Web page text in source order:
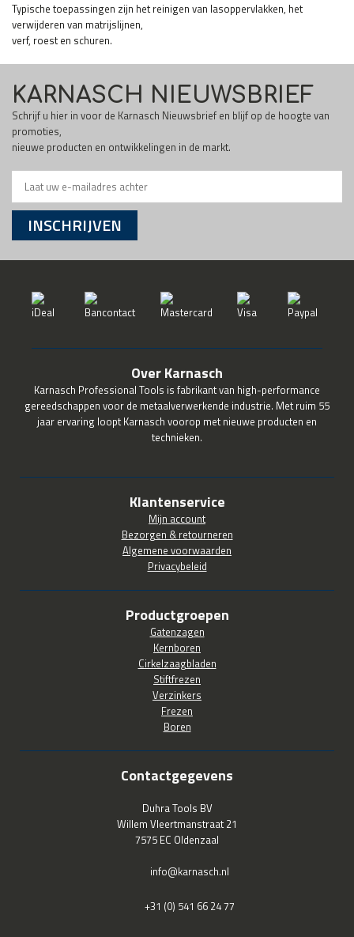
Typische toepassingen zijn het reinigen van lasoppervlakken, het
verwijderen van matrijslijnen,
verf, roest en schuren.
KARNASCH NIEUWSBRIEF
Schrijf u hier in voor de Karnasch Nieuwsbrief en blijf op de hoogte van
promoties,
nieuwe producten en ontwikkelingen in de markt.
INSCHRIJVEN
Over Karnasch
Karnasch Professional Tools is fabrikant van high-performance
gereedschappen voor de metaalverwerkende industrie. Met ruim 55
jaar ervaring loopt Karnasch voorop met nieuwe producten en
technieken.
Klantenservice
Mijn account
Bezorgen & retourneren
Algemene voorwaarden
Privacybeleid
Productgroepen
Gatenzagen
Kernboren
Cirkelzaagbladen
Stiftfrezen
Verzinkers
Frezen
Boren
Contactgegevens
Duhra Tools BV
Willem Vleertmanstraat 21
7575 EC Oldenzaal
info@karnasch.nl
+31 (0) 541 66 24 77